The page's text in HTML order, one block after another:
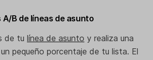
A/B de líneas de asunto
de tu línea de asunto y realiza una
pequeño porcentaje de tu lista. El